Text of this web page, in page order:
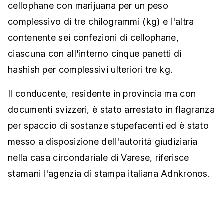
cellophane con marijuana per un peso
complessivo di tre chilogrammi (kg) e l'altra
contenente sei confezioni di cellophane,
ciascuna con all'interno cinque panetti di
hashish per complessivi ulteriori tre kg.
Il conducente, residente in provincia ma con
documenti svizzeri, è stato arrestato in flagranza
per spaccio di sostanze stupefacenti ed è stato
messo a disposizione dell'autorità giudiziaria
nella casa circondariale di Varese, riferisce
stamani l'agenzia di stampa italiana Adnkronos.